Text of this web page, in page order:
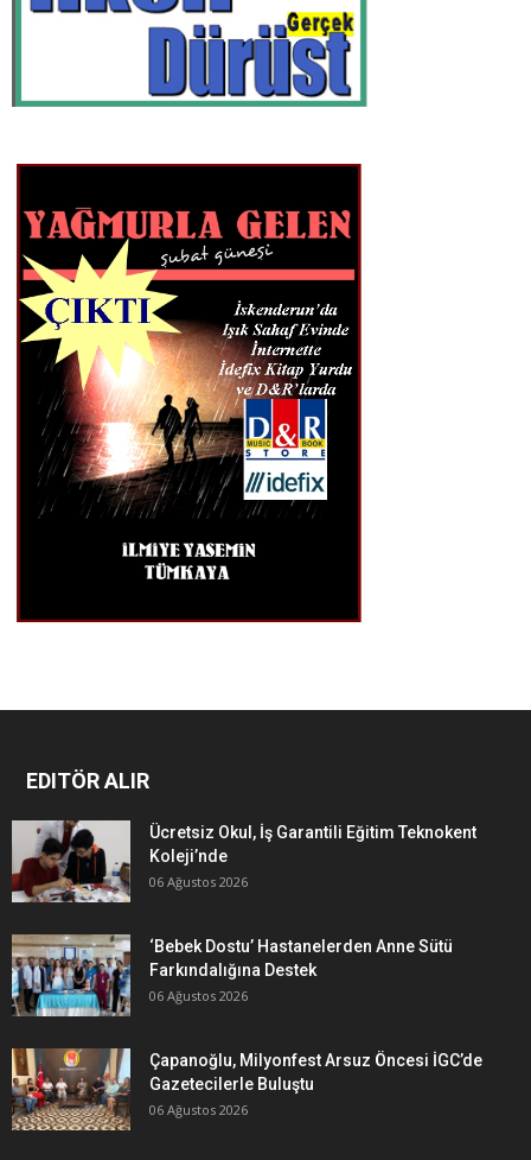
EDITÖR ALIR
Ücretsiz Okul, İş Garantili Eğitim Teknokent
Koleji’nde
06 Ağustos 2026
‘Bebek Dostu’ Hastanelerden Anne Sütü
Farkındalığına Destek
06 Ağustos 2026
Çapanoğlu, Milyonfest Arsuz Öncesi İGC’de
Gazetecilerle Buluştu
06 Ağustos 2026